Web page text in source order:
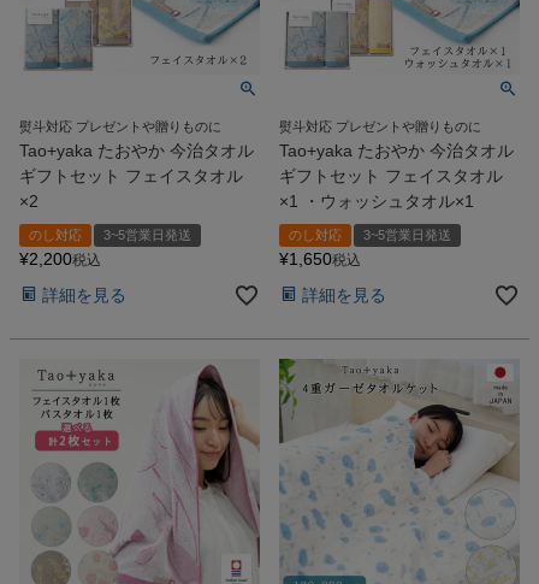
熨斗対応 プレゼントや贈りものに
Tao+yaka たおやか 今治タオル
ギフトセット フェイスタオル
×2
のし対応 3~5営業日発送
¥2,200税込
詳細を見る
熨斗対応 プレゼントや贈りものに
Tao+yaka たおやか 今治タオル
ギフトセット フェイスタオル
×1 ・ウォッシュタオル×1
のし対応 3~5営業日発送
¥1,650税込
詳細を見る